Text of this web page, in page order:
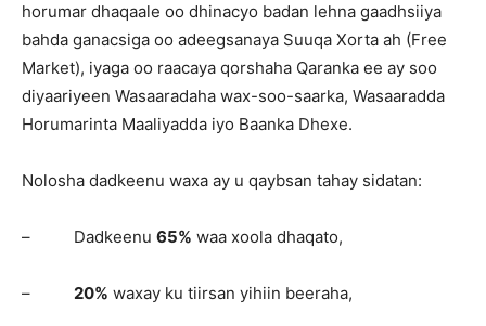
horumar dhaqaale oo dhinacyo badan lehna gaadhsiiya
bahda ganacsiga oo adeegsanaya Suuqa Xorta ah (Free
Market), iyaga oo raacaya qorshaha Qaranka ee ay soo
diyaariyeen Wasaaradaha wax-soo-saarka, Wasaaradda
Horumarinta Maaliyadda iyo Baanka Dhexe.
Nolosha dadkeenu waxa ay u qaybsan tahay sidatan:
– Dadkeenu 65% waa xoola dhaqato,
– 20% waxay ku tiirsan yihiin beeraha,